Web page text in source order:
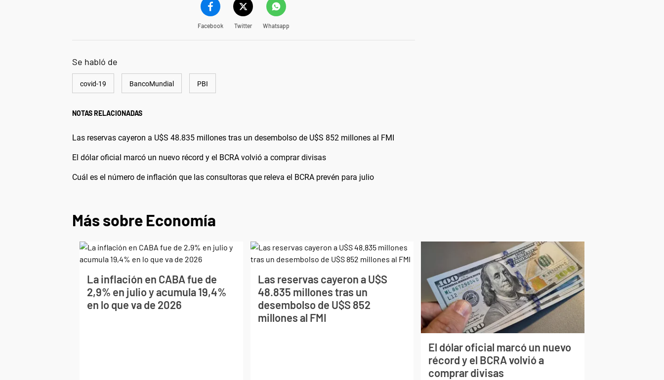
Facebook Twitter Whatsapp
Se habló de
covid-19 BancoMundial PBI
NOTAS RELACIONADAS
Las reservas cayeron a U$S 48.835 millones tras un desembolso de U$S 852 millones al FMI
El dólar oficial marcó un nuevo récord y el BCRA volvió a comprar divisas
Cuál es el número de inflación que las consultoras que releva el BCRA prevén para julio
Más sobre Economía
La inflación en CABA fue de
2,9% en julio y acumula 19,4%
en lo que va de 2026
Las reservas cayeron a U$S
48.835 millones tras un
desembolso de U$S 852
millones al FMI
El dólar oficial marcó un nuevo
récord y el BCRA volvió a
comprar divisas